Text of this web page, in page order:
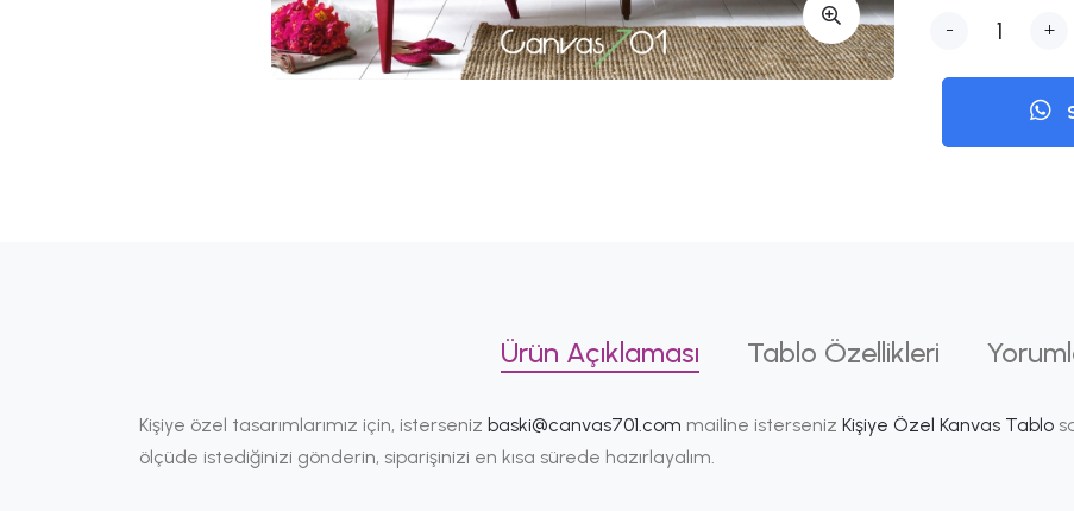
- +
Ürün Açıklaması Tablo Özellikleri
Kişiye özel tasarımlarımız için, isterseniz baski@canvas701.com mailine isterseniz Kişiye Özel Kanvas Tablo
ölçüde istediğinizi gönderin, siparişinizi en kısa sürede hazırlayalım.